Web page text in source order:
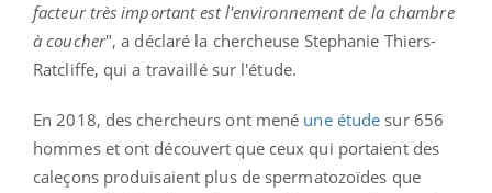
facteur très important est l'environnement de la chambre
à coucher", a déclaré la chercheuse Stephanie Thiers-
Ratcliffe, qui a travaillé sur l'étude.
En 2018, des chercheurs ont mené une étude sur 656
hommes et ont découvert que ceux qui portaient des
caleçons produisaient plus de spermatozoïdes que